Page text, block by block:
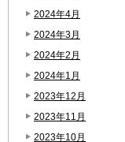
2024年4月
2024年3月
2024年2月
2024年1月
2023年12月
2023年11月
2023年10月